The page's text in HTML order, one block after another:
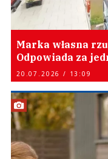
Marka własna
Odpowiada za
20.07.2026 / 13:09